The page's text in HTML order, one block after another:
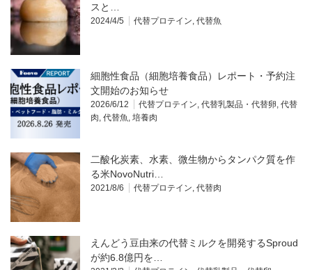
スと…
2024/4/5 代替プロテイン, 代替魚
細胞性食品（細胞培養食品）レポート・予約注
文開始のお知らせ
2026/6/12 代替プロテイン, 代替乳製品・代替卵, 代替
肉, 代替魚, 培養肉
二酸化炭素、水素、微生物からタンパク質を作
る米NovoNutri…
2021/8/6 代替プロテイン, 代替肉
えんどう豆由来の代替ミルクを開発するSproud
が約6.8億円を…